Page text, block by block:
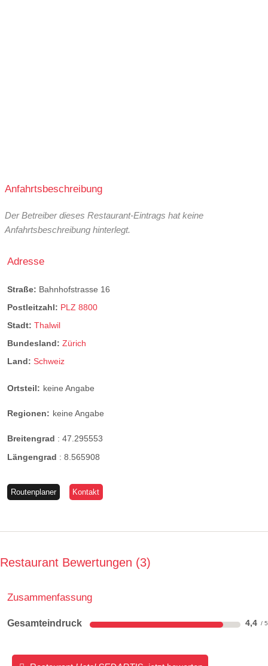
Anfahrtsbeschreibung
Der Betreiber dieses Restaurant-Eintrags hat keine
Anfahrtsbeschreibung hinterlegt.
Adresse
Straße: Bahnhofstrasse 16
Postleitzahl: PLZ 8800
Stadt: Thalwil
Bundesland: Zürich
Land: Schweiz
Ortsteil: keine Angabe
Regionen: keine Angabe
Breitengrad : 47.295553
Längengrad : 8.565908
Routenplaner Kontakt
Restaurant Bewertungen 3
Zusammenfassung
Gesamteindruck 4,4